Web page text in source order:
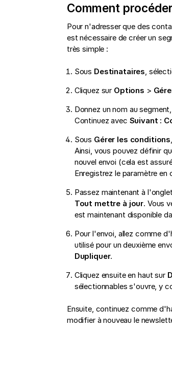
Comment
Pour n'adresser que des
est nécessaire de créer un
très simple :
Sous Destinataires,
Cliquez sur Options >
Donnez un nom au
Continuez avec Suivant :
Sous Gérer les conditions
Ainsi, vous pouvez définir
nouvel envoi (cela est
Enregistrez le paramètre en
Passez maintenant à
Tout mettre à jour. Vous
est maintenant disponible
Pour l'envoi, allez comme
utilisé pour un deuxième
Dupliquer.
Cliquez ensuite en haut sur
sélectionnables s'ouvre, y
Ensuite, continuez comme
modifier à nouveau le